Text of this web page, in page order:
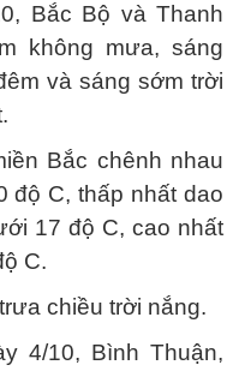
Bắc Bộ và Thanh
không mưa, sáng
và sáng sớm trời
Bắc chênh nhau
độ C, thấp nhất dao
17 độ C, cao nhất
C.
chiều trời nắng.
4/10, Bình Thuận,